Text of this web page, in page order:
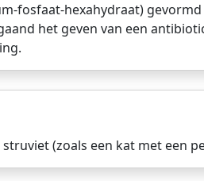
fosfaat-hexahydraat)
het geven van een
(zoals een kat met een